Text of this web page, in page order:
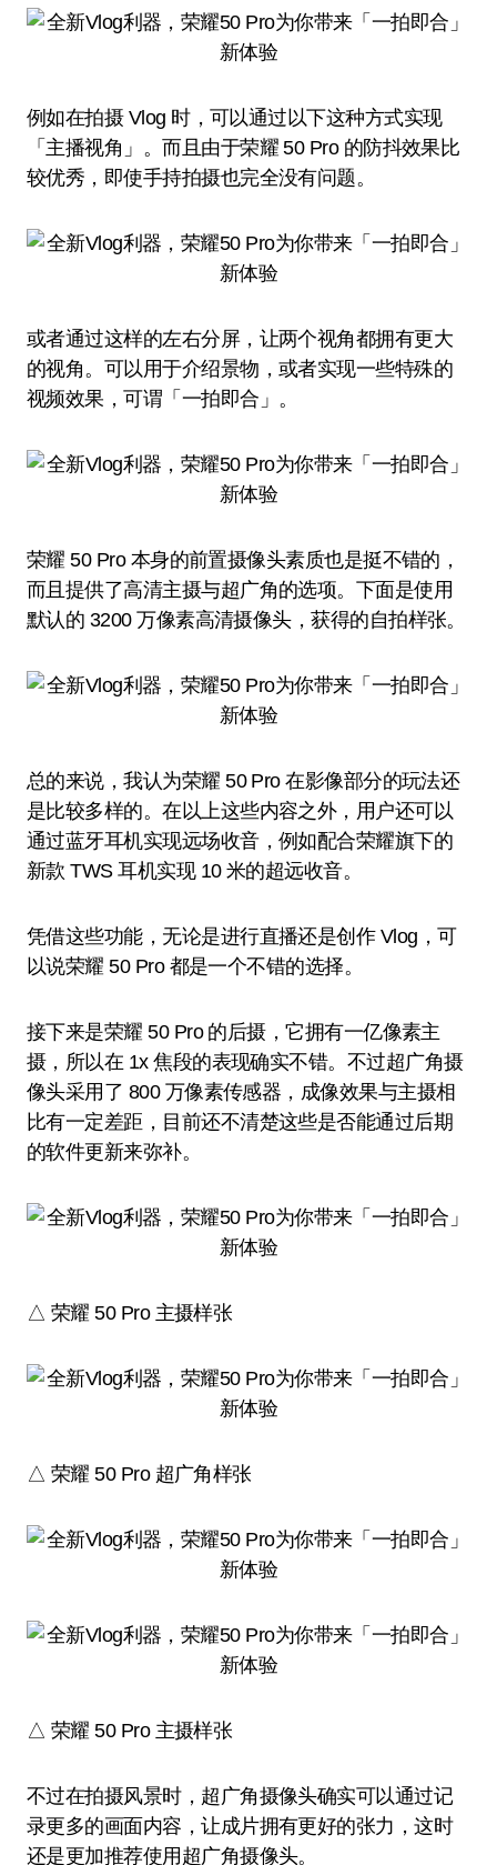
例如在拍摄 Vlog 时，可以通过以下这种方式实现
「主播视角」。而且由于荣耀 50 Pro 的防抖效果比
较优秀，即使手持拍摄也完全没有问题。
或者通过这样的左右分屏，让两个视角都拥有更大
的视角。可以用于介绍景物，或者实现一些特殊的
视频效果，可谓「一拍即合」。
荣耀 50 Pro 本身的前置摄像头素质也是挺不错的，
而且提供了高清主摄与超广角的选项。下面是使用
默认的 3200 万像素高清摄像头，获得的自拍样张。
总的来说，我认为荣耀 50 Pro 在影像部分的玩法还
是比较多样的。在以上这些内容之外，用户还可以
通过蓝牙耳机实现远场收音，例如配合荣耀旗下的
新款 TWS 耳机实现 10 米的超远收音。
凭借这些功能，无论是进行直播还是创作 Vlog，可
以说荣耀 50 Pro 都是一个不错的选择。
接下来是荣耀 50 Pro 的后摄，它拥有一亿像素主
摄，所以在 1x 焦段的表现确实不错。不过超广角摄
像头采用了 800 万像素传感器，成像效果与主摄相
比有一定差距，目前还不清楚这些是否能通过后期
的软件更新来弥补。
△ 荣耀 50 Pro 主摄样张
△ 荣耀 50 Pro 超广角样张
△ 荣耀 50 Pro 主摄样张
不过在拍摄风景时，超广角摄像头确实可以通过记
录更多的画面内容，让成片拥有更好的张力，这时
还是更加推荐使用超广角摄像头。